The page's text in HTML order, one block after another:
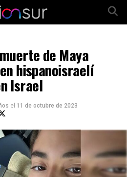
de Maya
hispanoisraelí
Israel
el 11 de octubre de 2023